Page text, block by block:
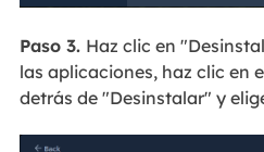
Paso 3. Haz clic en
las aplicaciones, haz clic en
detrás de "Desinstalar" y